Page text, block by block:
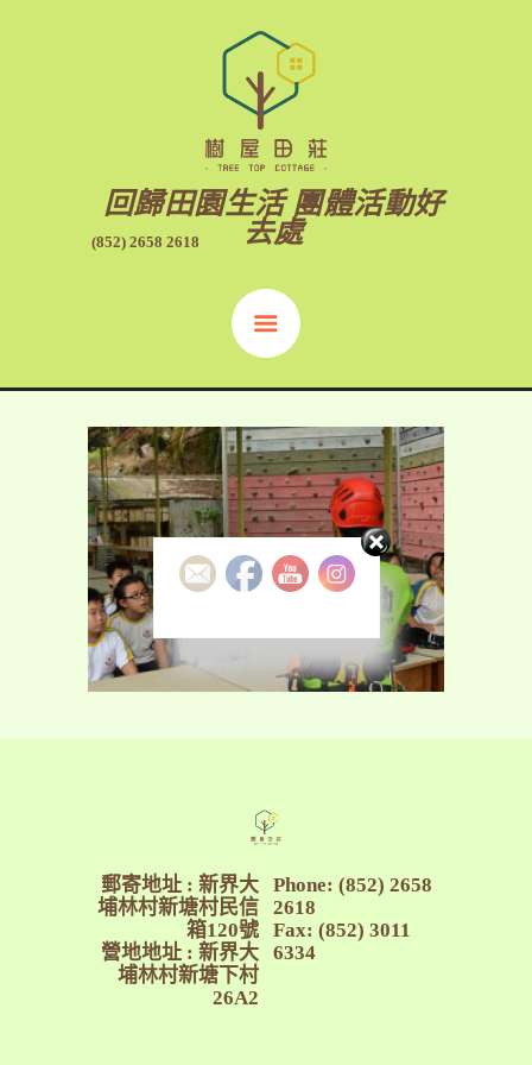
回歸田園生活 團體活動好
去處
(852) 2658 2618
康樂攀樹
Phone: (852) 2658
2618
Fax: (852) 3011
6334
郵寄地址 : 新界大
埔林村新塘村民信
箱120號
營地地址 : 新界大
埔林村新塘下村
26A2